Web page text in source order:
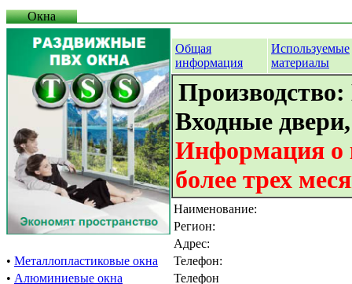
Окна
• Металлопластиковые окна
• Алюминиевые окна
Общая
информация
Используемые
материалы
Входные
Информация о
более трех
Наименование:
Регион:
Адрес:
Телефон:
Телефон